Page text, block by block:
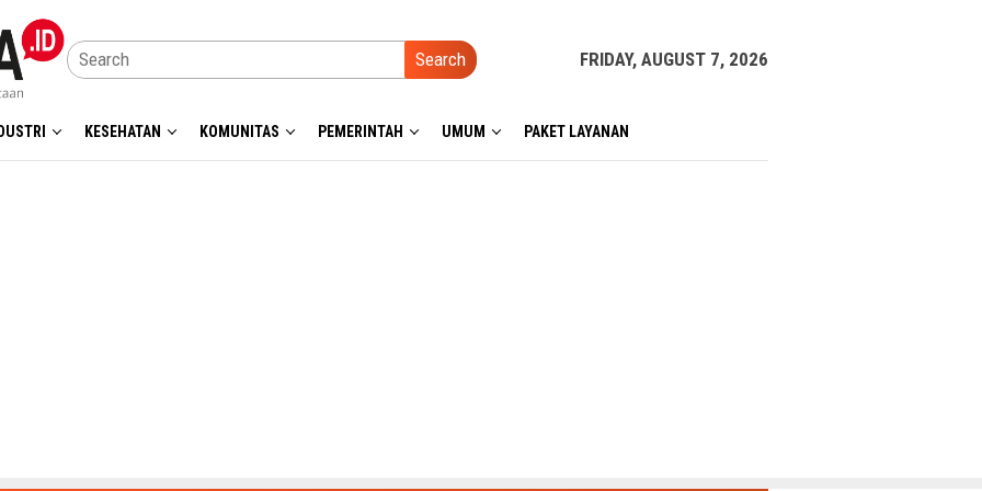
Search FRIDAY, AUGUST 7, 2026
KESEHATAN KOMUNITAS PEMERINTAH UMUM PAKET LAYANAN